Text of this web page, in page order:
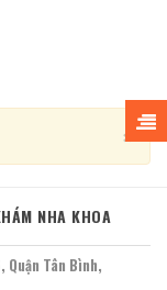
×
NHA KHOA
Tân Bình,